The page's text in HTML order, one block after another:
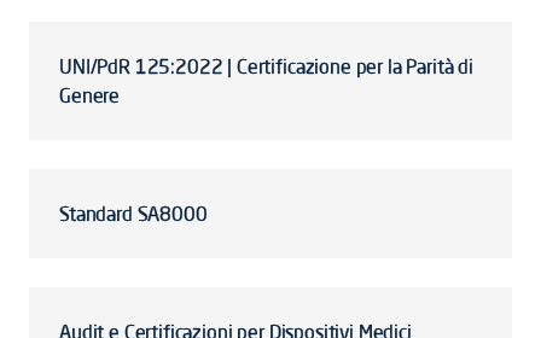
UNI/PdR 125:2022 | Certificazione per la Parità di
Genere
Standard SA8000
Audit e Certificazioni per Dispositivi Medici